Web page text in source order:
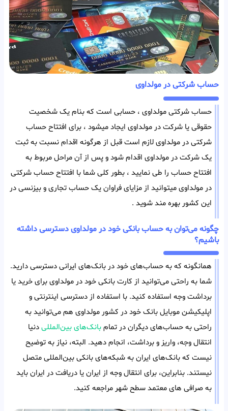
حساب شرکتی در مولداوی
حساب شرکتی مولداوی ، حسابی است که بنام یک شخصیت
حقوقی یا شرکت در مولداوی ایجاد میشود ، برای افتتاح حساب
شرکتی در مولداوی لازم است قبل از هرگونه اقدام نسبت به ثبت
یک شرکت در مولداوی اقدام شود و پس از آن مراحل مربوط به
افتتاح حساب را طی نمایید ، بطور کلی شما با افتتاح حساب شرکتی
در مولداوی میتوانید از مزایای فراوان یک حساب تجاری و بیزنسی در
این کشور بهره مند شوید .
چگونه می‌توان به حساب بانکی خود در مولداوی دسترسی داشته
باشیم؟
همانگونه که به حساب‌های خود در بانک‌های ایرانی دسترسی دارید.
شما به راحتی می‌توانید از کارت بانکی خود در مولداوی برای خرید یا
برداشت وجه استفاده کنید. با استفاده از دسترسی اینترنتی و
اپلیکیشن موبایل بانک خود در کشور مولداوی هم می‌توانید به
راحتی به حساب‌های دیگران در تمامبانک‌های بین‌المللیدنیا
انتقال وجه، واریز و برداشت، انجام دهید. البته، نیاز به توضیح
نیست که بانک‌های ایران به شبکه‌های بانکی بین‌المللی متصل
نیستند. بنابراین، برای انتقال وجه از ایران یا دریافت در ایران باید
به صرافی های معتمد سطح شهر مراجعه کنید.